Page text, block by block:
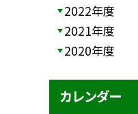
2022年度
2021年度
2020年度
カレンダー